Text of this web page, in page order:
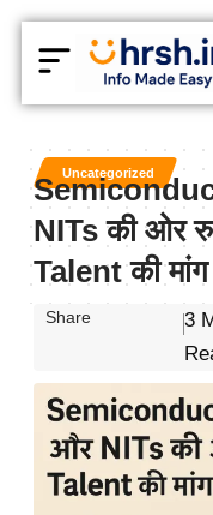
Uncategorized
NITs की ओर
Talent की
Share
3